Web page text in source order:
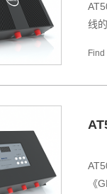
线
Find
《